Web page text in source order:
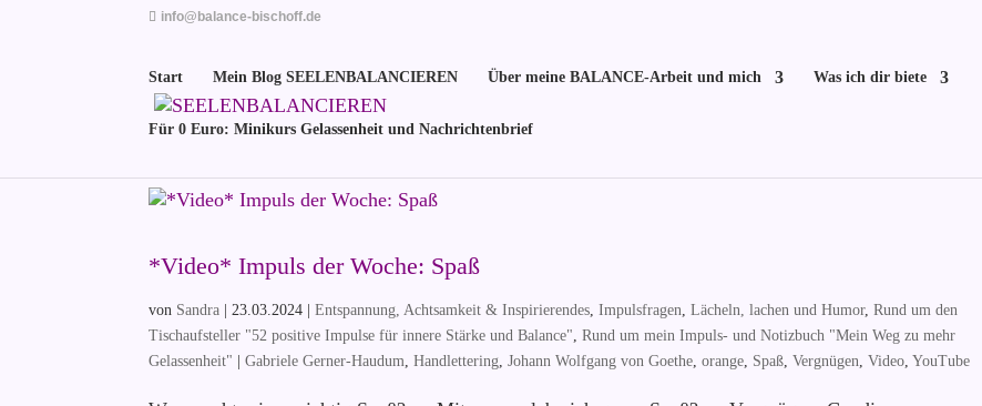
info@balance-bischoff.de
Start Mein Blog SEELENBALANCIEREN Über meine BALANCE-Arbeit und mich Was ich dir biete
Für 0 Euro: Minikurs Gelassenheit und Nachrichtenbrief
*Video* Impuls der Woche: Spaß
von Sandra |23.03.2024 |Entspannung, Achtsamkeit & Inspirierendes,Impulsfragen,Lächeln, lachen und Humor,Rund um den
Tischaufsteller "52 positive Impulse für innere Stärke und Balance",Rund um mein Impuls- und Notizbuch "Mein Weg zu mehr
Gelassenheit" |Gabriele Gerner-Haudum,Handlettering,Johann Wolfgang von Goethe,orange, Spaß,Vergnügen,Video,YouTube